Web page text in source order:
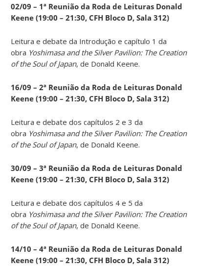
02/09 – 1ª Reunião da Roda de Leituras Donald
Keene (19:00 – 21:30, CFH Bloco D, Sala 312)
Leitura e debate da Introdução e capítulo 1 da
obra Yoshimasa and the Silver Pavilion: The Creation
of the Soul of Japan, de Donald Keene.
16/09 – 2ª Reunião da Roda de Leituras Donald
Keene (19:00 – 21:30, CFH Bloco D, Sala 312)
Leitura e debate dos capítulos 2 e 3 da
obra Yoshimasa and the Silver Pavilion: The Creation
of the Soul of Japan, de Donald Keene.
30/09 – 3ª Reunião da Roda de Leituras Donald
Keene (19:00 – 21:30, CFH Bloco D, Sala 312)
Leitura e debate dos capítulos 4 e 5 da
obra Yoshimasa and the Silver Pavilion: The Creation
of the Soul of Japan, de Donald Keene.
14/10 – 4ª Reunião da Roda de Leituras Donald
Keene (19:00 – 21:30, CFH Bloco D, Sala 312)